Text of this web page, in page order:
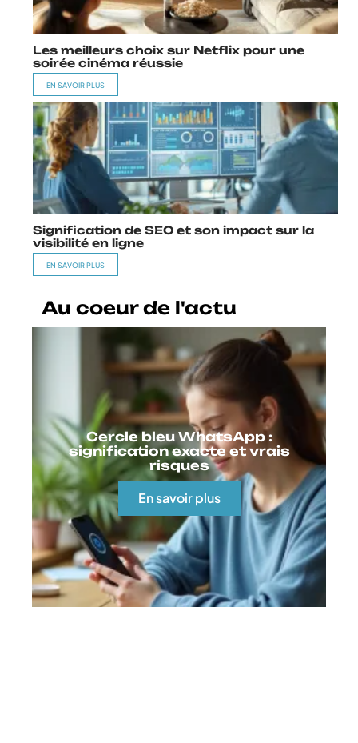
Les meilleurs choix sur Netflix pour une
soirée cinéma réussie
EN SAVOIR PLUS
Signification de SEO et son impact sur la
visibilité en ligne
EN SAVOIR PLUS
Au coeur de l'actu
Cercle bleu WhatsApp :
signification exacte et vrais
risques
En savoir plus